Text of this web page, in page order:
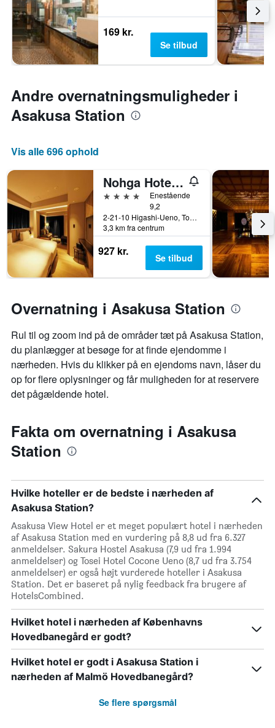
169 kr.
Se tilbud
Andre overnatningsmuligheder i
Asakusa Station
Vis alle 696 ophold
Nohga Hotel Ueno Tokyo
4 stjerner
Enestående
9,2
2-21-10 Higashi-Ueno, Tokyo, Japan
3,3 km fra centrum
927 kr. Se tilbud
Overnatning i Asakusa Station
Rul til og zoom ind på de områder tæt på Asakusa Station,
du planlægger at besøge for at finde ejendomme i
nærheden. Hvis du klikker på en ejendoms navn, låser du
op for flere oplysninger og får muligheden for at reservere
det pågældende hotel.
Fakta om overnatning i Asakusa
Station
Hvilke hoteller er de bedste i nærheden af
Asakusa Station?
Asakusa View Hotel er et meget populært hotel i nærheden
af Asakusa Station med en vurdering på 8,8 ud fra 6.327
anmeldelser. Sakura Hostel Asakusa (7,9 ud fra 1.994
anmeldelser) og Tosei Hotel Cocone Ueno (8,7 ud fra 3.754
anmeldelser) er også højt vurderede hoteller i Asakusa
Station. Det er baseret på nylig feedback fra brugere af
HotelsCombined.
Hvilket hotel i nærheden af Københavns
Hovedbanegård er godt?
Hvilket hotel er godt i Asakusa Station i
nærheden af Malmö Hovedbanegård?
Se flere spørgsmål